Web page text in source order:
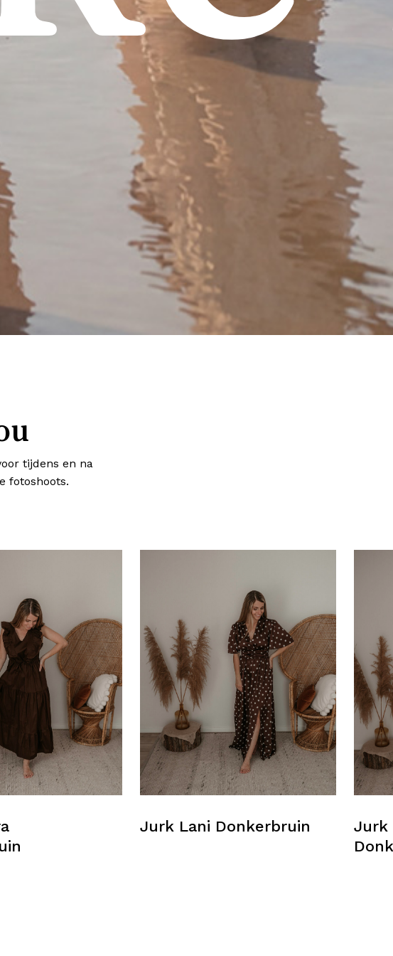
tijdens en na
fotoshoots.
Jurk Lani Donkerbruin
Jurk